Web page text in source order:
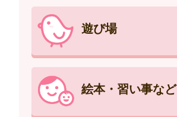
遊び場
絵本・習い事など